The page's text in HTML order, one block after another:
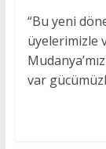
“Bu yeni
üyelerimizle
var